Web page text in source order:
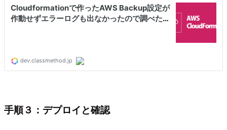
手順３：デプロイと確認